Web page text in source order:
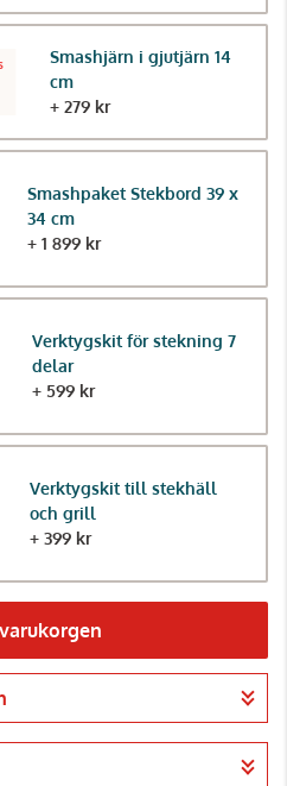
Smashjärn i gjutjärn 14
cm
+ 279 kr
Smashpaket Stekbord 39 x
34 cm
+ 1 899 kr
Verktygskit för stekning 7
delar
+ 599 kr
Verktygskit till stekhäll
och grill
+ 399 kr
kassan